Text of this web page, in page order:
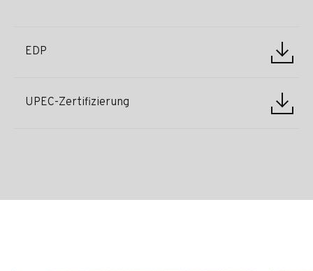
EDP
UPEC-Zertifizierung